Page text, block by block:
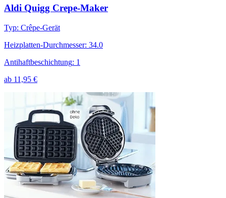
Aldi Quigg Crepe-Maker
Typ: Crêpe-Gerät
Heizplatten-Durchmesser: 34.0
Antihaftbeschichtung: 1
ab 11,95 €